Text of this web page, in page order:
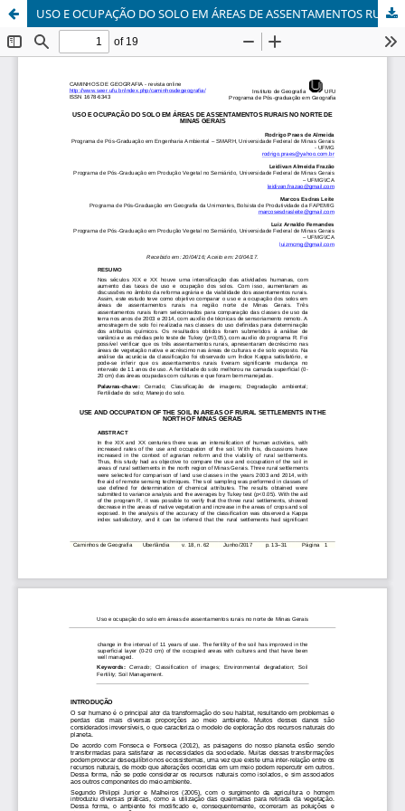
USO E OCUPAÇÃO DO SOLO EM ÁREAS DE ASSENTAMENTOS RURAIS NO NORTE DE MINAS GERAIS